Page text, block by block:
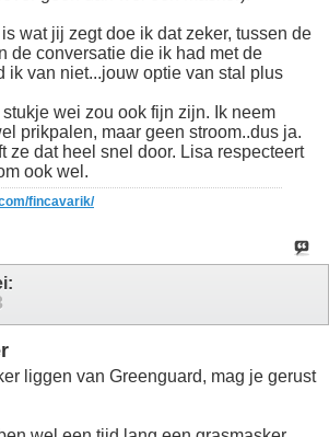
wat jij zegt doe ik dat zeker, tussen de
de conversatie die ik had met de
ik van niet...jouw optie van stal plus
wei zou ook fijn zijn. Ik neem
prikpalen, maar geen stroom..dus ja.
ze dat heel snel door. Lisa respecteert
ook wel.
fincavarik/
liggen van Greenguard, mag je gerust